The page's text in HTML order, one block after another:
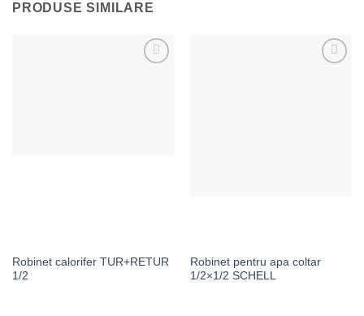
PRODUSE SIMILARE
Robinet calorifer TUR+RETUR
1/2
Robinet pentru apa coltar
1/2×1/2 SCHELL